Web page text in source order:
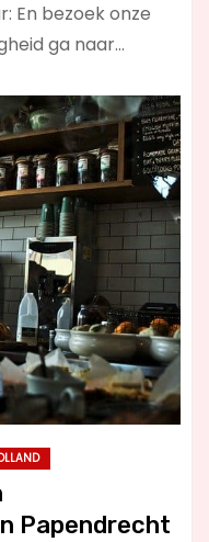
En bezoek onze
ga naar…
Papendrecht